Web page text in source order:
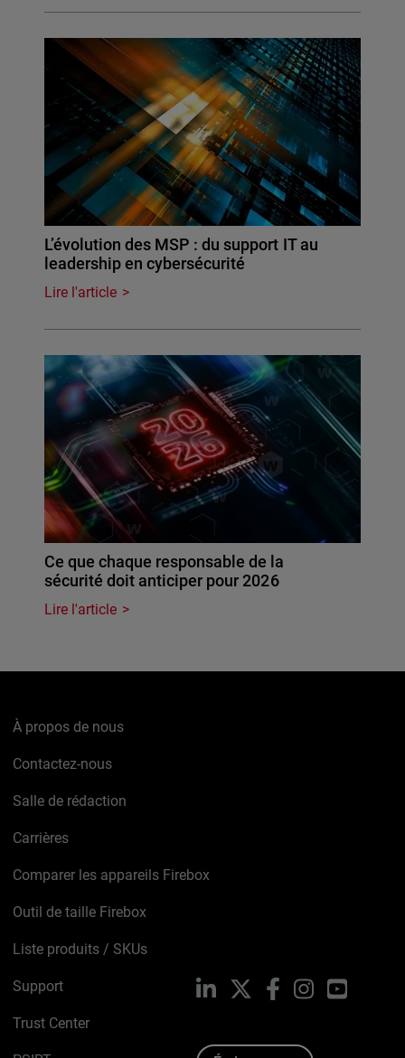
L’évolution des MSP : du support IT au
leadership en cybersécurité
Lire l'article
Ce que chaque responsable de la
sécurité doit anticiper pour 2026
Lire l'article
À propos de nous
Contactez-nous
Salle de rédaction
Carrières
Comparer les appareils Firebox
Outil de taille Firebox
Liste produits / SKUs
Support
Trust Center
LinkedIn FacebookInstagramYouTube